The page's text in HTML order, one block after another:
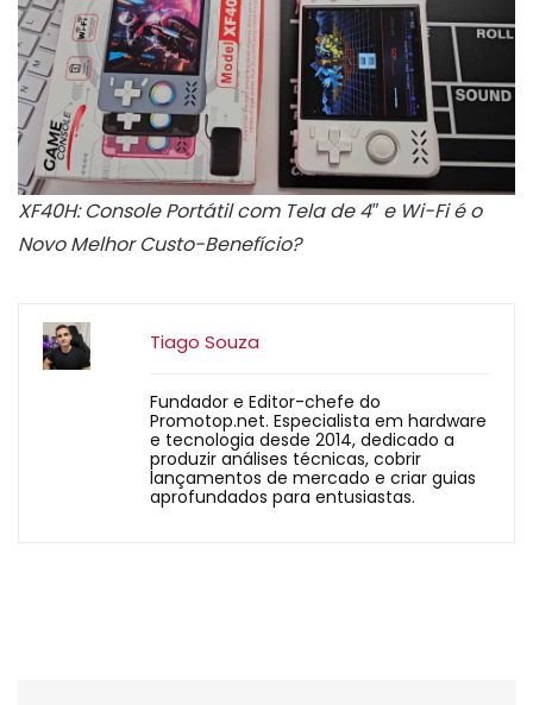
XF40H: Console Portátil com Tela de 4″ e Wi-Fi é o
Novo Melhor Custo-Benefício?
Tiago Souza
Fundador e Editor-chefe do
Promotop.net. Especialista em hardware
e tecnologia desde 2014, dedicado a
produzir análises técnicas, cobrir
lançamentos de mercado e criar guias
aprofundados para entusiastas.